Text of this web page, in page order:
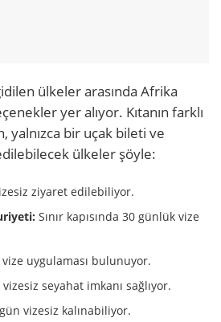
ülkeler arasında Afrika
yer alıyor. Kıtanın farklı
yalnızca bir uçak bileti ve
ülkeler şöyle:
ziyaret edilebiliyor.
Sınır kapısında 30 günlük vize
vize uygulaması bulunuyor.
seyahat imkanı sağlıyor.
vizesiz kalınabiliyor.